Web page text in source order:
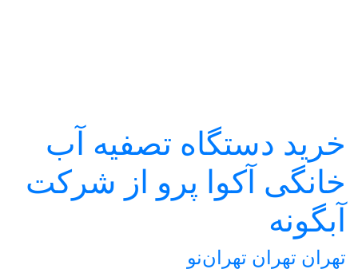
خرید دستگاه تصفیه آب
خانگی آکوا پرو از شرکت
آبگونه
تهران تهران تهران‌نو